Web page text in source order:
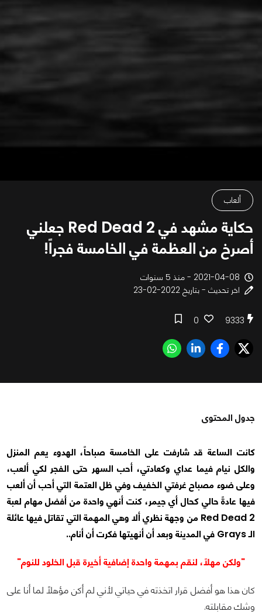
ألعاب
حكاية مشهد في Red Dead 2 جعلني
أصرخ من العظمة في الخامسة فجراً!
2021-04-08 - منذ 5 سنوات
اخر تحديث - بتاريخ 2022-02-23
9333
0
جدول المحتوى
كانت الساعة قد شارفت على الخامسة صباحاً، الهدوء يعم المنزل
والكل نيام فيما عداي وكعادتي، أحب السهر حتى الفجر لكي ألعب،
وعلى ضوء مصباح غرفتي الخفيف وفي ظل العتمة التي أحب أن ألعب
فيها عادةً حالي كحال أي جيمر، كنت أنهي واحدة من أفضل مهام لعبة
Red Dead 2 من وجهة نظري ألا وهي المهمة التي تقاتل فيها عائلة
الـ Grays في المدينة وبعد أن أنهيتها فكرت أن أنام..
"ولكن مهلاً، لنقم بمهمة واحدة إضافية أخيرة قبل الخلود للنوم"
كان هذا هو أفضل قرار اتخذته في حياتي لأني لم أكن مؤهلاً لما أنا على
وشك مقابلته.